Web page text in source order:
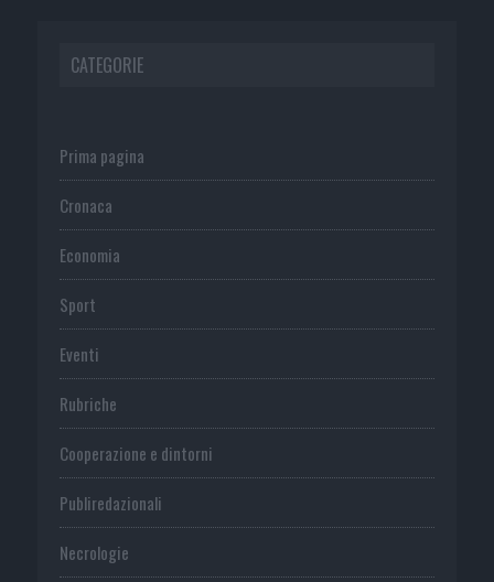
CATEGORIE
Prima pagina
Cronaca
Economia
Sport
Eventi
Rubriche
Cooperazione e dintorni
Publiredazionali
Necrologie